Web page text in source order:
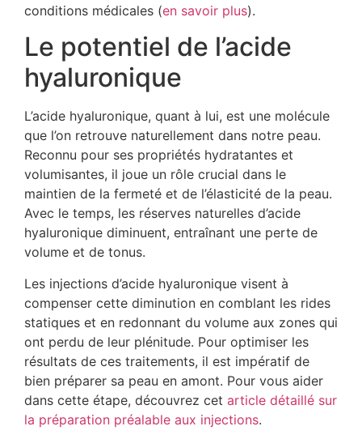
conditions médicales (en savoir plus).
Le potentiel de l’acide
hyaluronique
L’acide hyaluronique, quant à lui, est une molécule
que l’on retrouve naturellement dans notre peau.
Reconnu pour ses propriétés hydratantes et
volumisantes, il joue un rôle crucial dans le
maintien de la fermeté et de l’élasticité de la peau.
Avec le temps, les réserves naturelles d’acide
hyaluronique diminuent, entraînant une perte de
volume et de tonus.
Les injections d’acide hyaluronique visent à
compenser cette diminution en comblant les rides
statiques et en redonnant du volume aux zones qui
ont perdu de leur plénitude. Pour optimiser les
résultats de ces traitements, il est impératif de
bien préparer sa peau en amont. Pour vous aider
dans cette étape, découvrez cet article détaillé sur
la préparation préalable aux injections.